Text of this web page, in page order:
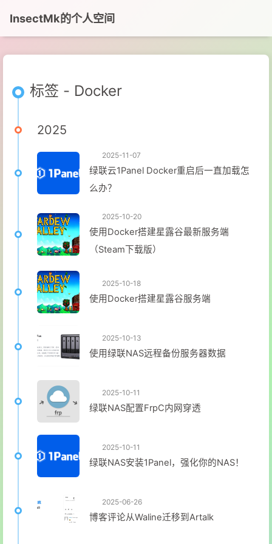
InsectMk的个人空间
标签 - Docker
2025
2025-11-07
绿联云1Panel Docker重启后一直加载怎
么办？
2025-10-20
使用Docker搭建星露谷最新服务端
（Steam下载版）
2025-10-18
使用Docker搭建星露谷服务端
2025-10-13
使用绿联NAS远程备份服务器数据
2025-10-11
绿联NAS配置FrpC内网穿透
2025-10-11
绿联NAS安装1Panel，强化你的NAS！
2025-06-26
博客评论从Waline迁移到Artalk